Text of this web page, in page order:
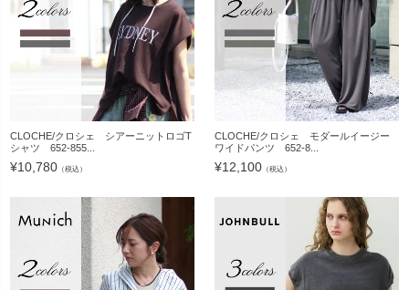
CLOCHE/クロシェ シアーニットロゴT
シャツ 652-855...
¥10,780 （税込）
CLOCHE/クロシェ モダールイージー
ワイドパンツ 652-8...
¥12,100 （税込）